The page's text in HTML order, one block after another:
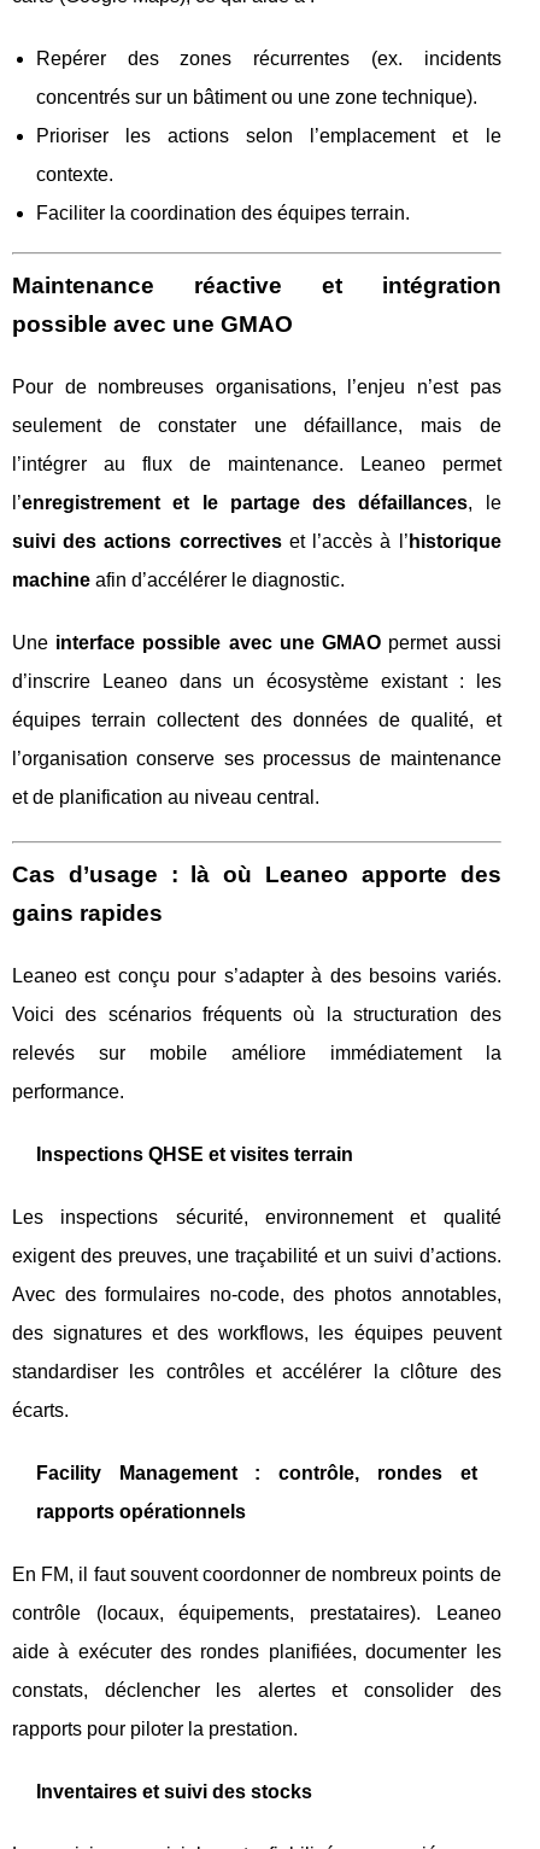
Repérer des zones récurrentes (ex. incidents
concentrés sur un bâtiment ou une zone technique).
Prioriser les actions selon l’emplacement et le
contexte.
Faciliter la coordination des équipes terrain.
Maintenance réactive et intégration
possible avec une GMAO
Pour de nombreuses organisations, l’enjeu n’est pas
seulement de constater une défaillance, mais de
l’intégrer au flux de maintenance. Leaneo permet
l’enregistrement et le partage des défaillances, le
suivi des actions correctiveset l’accès à l’ historique
machine afin d’accélérer le diagnostic.
Une interface possible avec une GMAO permet aussi
d’inscrire Leaneo dans un écosystème existant : les
équipes terrain collectent des données de qualité, et
l’organisation conserve ses processus de maintenance
et de planification au niveau central.
Cas d’usage : là où Leaneo apporte des
gains rapides
Leaneo est conçu pour s’adapter à des besoins variés.
Voici des scénarios fréquents où la structuration des
relevés sur mobile améliore immédiatement la
performance.
Inspections QHSE et visites terrain
Les inspections sécurité, environnement et qualité
exigent des preuves, une traçabilité et un suivi d’actions.
Avec des formulaires no‑code, des photos annotables,
des signatures et des workflows, les équipes peuvent
standardiser les contrôles et accélérer la clôture des
écarts.
Facility Management : contrôle, rondes et
rapports opérationnels
En FM, il faut souvent coordonner de nombreux points de
contrôle (locaux, équipements, prestataires). Leaneo
aide à exécuter des rondes planifiées, documenter les
constats, déclencher les alertes et consolider des
rapports pour piloter la prestation.
Inventaires et suivi des stocks